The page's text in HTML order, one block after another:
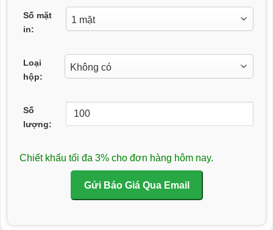
Số mặt
in:
Loại
hộp:
Số
lượng:
Chiết khấu tối đa 3% cho đơn hàng hôm nay.
Gửi Báo Giá Qua Email